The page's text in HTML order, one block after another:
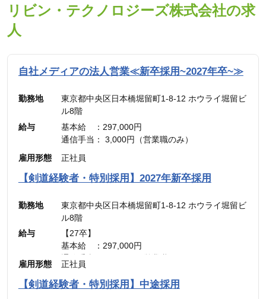
リビン・テクノロジーズ株式会社の求
人
自社メディアの法人営業≪新卒採用~2027年卒~≫
勤務地
東京都中央区日本橋堀留町1-8-12 ホウライ堀留ビ
ル8階
給与
基本給 ：297,000円
通信手当： 3,000円（営業職のみ）
———————————
合計 ：300,000円 ＋ インセンティブ
※45時間分の見込み残業代(77,700円)を含む
雇用形態 正社員
【剣道経験者・特別採用】2027年新卒採用
勤務地
東京都中央区日本橋堀留町1-8-12 ホウライ堀留ビ
ル8階
給与
【27卒】
基本給 ：297,000円
通信手当： 3,000円（営業職のみ）
———————————
合計 ：300,000円 ＋ インセンティブ
雇用形態 正社員
【剣道経験者・特別採用】中途採用